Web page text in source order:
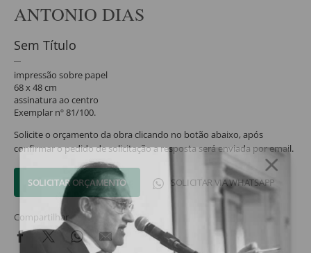
ANTONIO DIAS
Sem Título
impressão sobre papel
68 x 48 cm
assinatura ao centro
Exemplar nº 81/100.
Solicite o orçamento da obra clicando no botão abaixo, após
confirmar o pedido de solicitação a resposta será enviada por email.
SOLICITAR ORÇAMENTO SOLICITAR VIA WHATSAPP
Compartilhar